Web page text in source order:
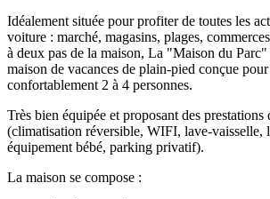
Idéalement située pour profiter de toutes les
voiture : marché, magasins, plages,
à deux pas de la maison, La "Maison du Parc"
maison de vacances de plain-pied conçue
confortablement 2 à 4 personnes.
Très bien équipée et proposant des prestations
(climatisation réversible, WIFI, lave-vaisselle,
équipement bébé, parking privatif).
La maison se compose :